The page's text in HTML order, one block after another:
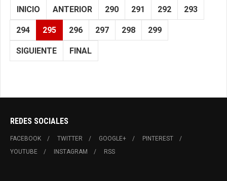
INICIO ANTERIOR 290 291 292 293
294 295 296 297 298 299
SIGUIENTE FINAL
REDES SOCIALES
FACEBOOK TWITTER GOOGLE+
PINTEREST
YOUTUBE
INSTAGRAM RSS